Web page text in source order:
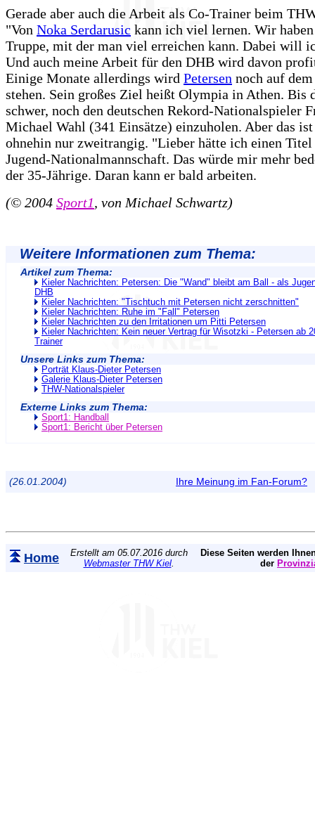
Gerade aber auch die Arbeit als Co-Trainer beim
"Von Noka Serdarusic kann ich viel lernen. Wir haben
Truppe, mit der man viel erreichen kann. Dabei will
Und auch meine Arbeit für den DHB wird davon
Einige Monate allerdings wird Petersen noch auf
stehen. Sein großes Ziel heißt Olympia in Athen. Bis
schwer, noch den deutschen Rekord-Nationalspieler
Michael Wahl (341 Einsätze) einzuholen. Aber das
ohnehin nur zweitrangig. "Lieber hätte ich einen
Jugend-Nationalmannschaft. Das würde mir mehr
der 35-Jährige. Daran kann er bald arbeiten.
(© 2004 Sport1, von Michael Schwartz)
Weitere Informationen zum Thema:
Artikel zum Thema:
Kieler Nachrichten: Petersen: Die "Wand" bleibt am Ball - als
DHB
Kieler Nachrichten: "Tischtuch mit Petersen nicht zerschnitten"
Kieler Nachrichten: Ruhe im "Fall" Petersen
Kieler Nachrichten zu den Irritationen um Pitti Petersen
Kieler Nachrichten: Kein neuer Vertrag für Wisotzki - Petersen ab
Trainer
Unsere Links zum Thema:
Porträt Klaus-Dieter Petersen
Galerie Klaus-Dieter Petersen
THW-Nationalspieler
Externe Links zum Thema:
Sport1: Handball
Sport1: Bericht über Petersen
(26.01.2004) Ihre Meinung im Fan-Forum?
Home
Erstellt am 05.07.2016 durch
Webmaster THW Kiel.
Diese Seiten werden
der